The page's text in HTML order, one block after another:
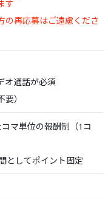
す
の再応募はご遠慮くださ
オ通話が必須
）
マ単位の報酬制（1コ
としてポイント固定